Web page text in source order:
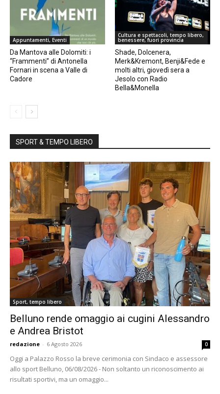
Appuntamenti, Eventi
Da Mantova alle Dolomiti: i
“Frammenti” di Antonella
Fornari in scena a Valle di
Cadore
Cultura e spettacoli, tempo libero,
benessere, fuori provincia
Shade, Dolcenera,
Merk&Kremont, Benji&Fede e
molti altri, giovedì sera a
Jesolo con Radio
Bella&Monella
SPORT & TEMPO LIBERO
Sport, tempo libero
Belluno rende omaggio ai cugini Alessandro
e Andrea Bristot
redazione - 6 Agosto 2026 0
Oggi a Palazzo Rosso la breve cerimonia con Sindaco e assessore
allo sport Belluno, 06/08/2026 - Non soltanto un riconoscimento ai
risultati sportivi, ma un omaggio...